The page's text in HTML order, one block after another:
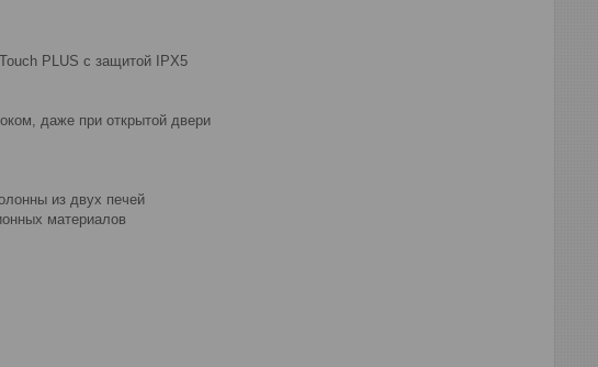
PLUS с защитой IPX5
даже при открытой двери
из двух печей
материалов